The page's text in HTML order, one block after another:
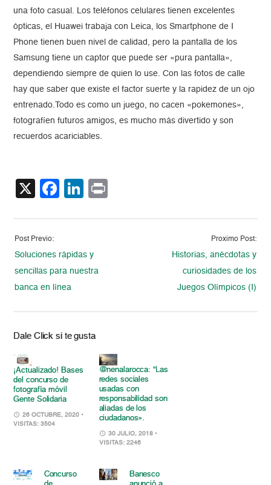
una foto casual. Los teléfonos celulares tienen excelentes
ópticas, el Huawei trabaja con Leica, los Smartphone de I
Phone tienen buen nivel de calidad, pero la pantalla de los
Samsung tiene un captor que puede ser «pura pantalla»,
dependiendo siempre de quien lo use. Con las fotos de calle
hay que saber que existe el factor suerte y la rapidez de un ojo
entrenado.Todo es como un juego, no cacen «pokemones»,
fotografíen futuros amigos, es mucho más divertido y son
recuerdos acariciables.
X Facebook
LinkedIn
Post Previo:
Soluciones rápidas y
sencillas para nuestra
banca en línea
Proximo Post:
Historias, anécdotas y
curiosidades de los
Juegos Olímpicos (I)
Dale Click si te gusta
¡Actualizado! Bases
del concurso de
fotografía móvil
Gente Solidaria
26 OCTUBRE, 2020 •
VISITAS: 3504
@nenalarocca: “Las
redes sociales
usadas con
responsabilidad son
aliadas de los
ciudadanos».
30 JULIO, 2018 •
VISITAS: 2246
Concurso
Banesco